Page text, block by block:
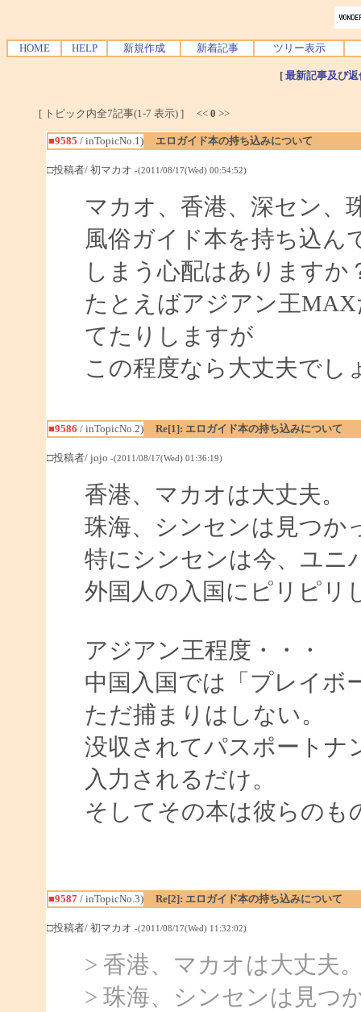
HOME HELP 新規作成 新着記事 ツリー表示
[ 最新記事及び
[ トピック内全7記事(1-7 表示) ] << 0 >>
■9585 / inTopicNo.1) エロガイド本の持ち込みについて
□投稿者/ 初マカオ -(2011/08/17(Wed) 00:54:52)
マカオ、香港、深セン、
風俗ガイド本を持ち込ん
しまう心配はありますか
たとえばアジアン王
てたりしますが
この程度なら大丈夫でし
■9586 / inTopicNo.2) Re[1]: エロガイド本の持ち込みについて
□投稿者/ jojo -(2011/08/17(Wed) 01:36:19)
香港、マカオは大丈夫。
珠海、シンセンは見つか
特にシンセンは今、ユニ
外国人の入国にピリピリ
アジアン王程度・・・
中国入国では「プレイボ
ただ捕まりはしない。
没収されてパスポートナ
入力されるだけ。
そしてその本は彼らのも
■9587/ inTopicNo.3) Re[2]: エロガイド本の持ち込みについて
□投稿者/ 初マカオ -(2011/08/17(Wed) 11:32:02)
> 香港、マカオは大丈夫
> 珠海、シンセンは見つ